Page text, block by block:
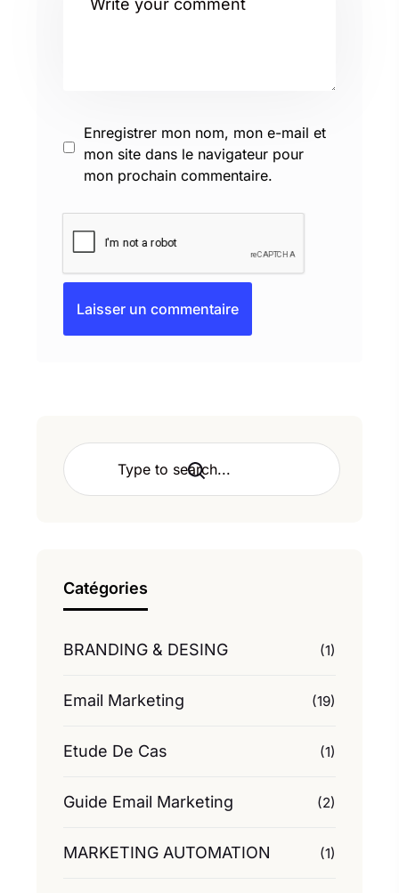
Enregistrer mon nom, mon e-mail et
mon site dans le navigateur pour
mon prochain commentaire.
Rechercher Un Article
Catégories
BRANDING & DESING (1)
Email Marketing (19)
Etude De Cas (1)
Guide Email Marketing (2)
MARKETING AUTOMATION (1)